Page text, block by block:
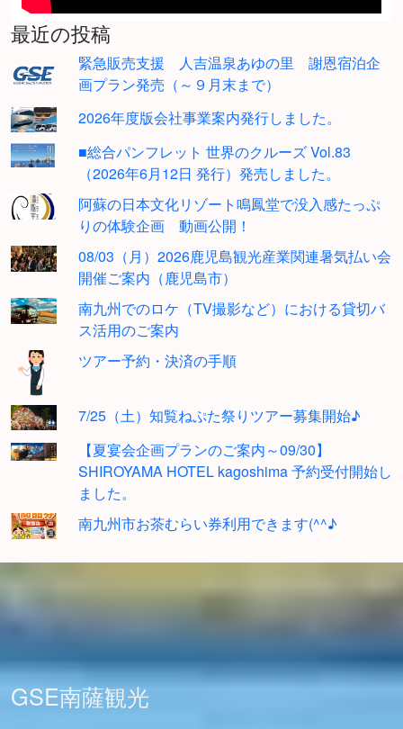
最近の投稿
緊急販売支援 人吉温泉あゆの里 謝恩宿泊企
画プラン発売（～９月末まで）
2026年度版会社事業案内発行しました。
■総合パンフレット 世界のクルーズ Vol.83
（2026年6月12日 発行）発売しました。
阿蘇の日本文化リゾート鳴鳳堂で没入感たっぷ
りの体験企画 動画公開！
08/03（月）2026鹿児島観光産業関連暑気払い会
開催ご案内（鹿児島市）
南九州でのロケ（TV撮影など）における貸切バ
ス活用のご案内
ツアー予約・決済の手順
7/25（土）知覧ねぷた祭りツアー募集開始♪
【夏宴会企画プランのご案内～09/30】
SHIROYAMA HOTEL kagoshima 予約受付開始し
ました。
南九州市お茶むらい券利用できます(^^♪
GSE南薩観光